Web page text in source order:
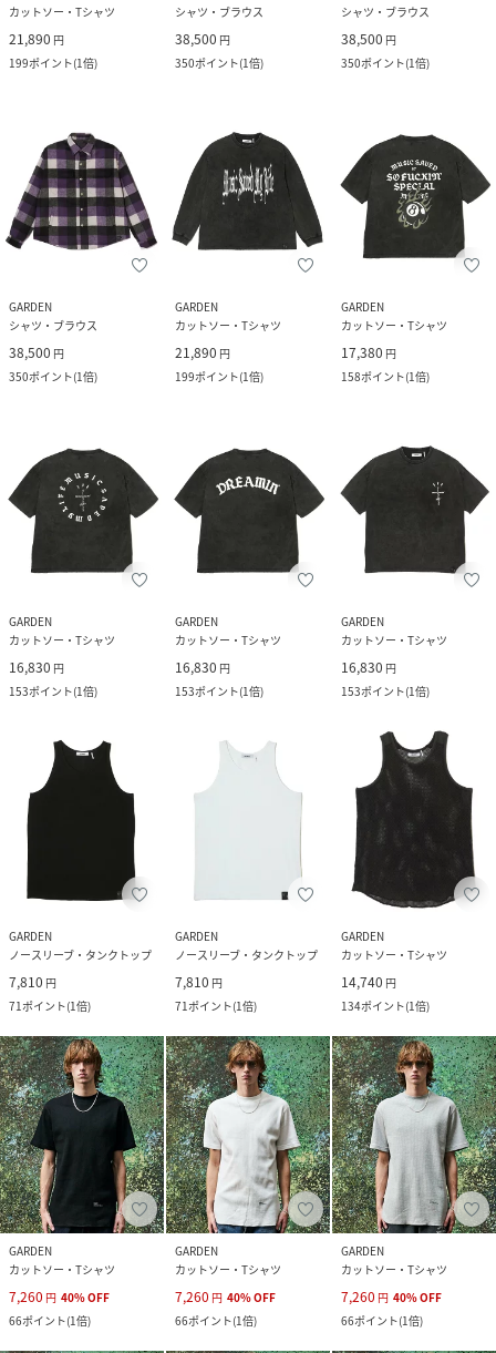
カットソー・Tシャツ
21,890 円
199ポイント(1倍)
シャツ・ブラウス
38,500 円
350ポイント(1倍)
シャツ・ブラウス
38,500 円
350ポイント(1倍)
GARDEN
シャツ・ブラウス
38,500 円
350ポイント(1倍)
GARDEN
カットソー・Tシャツ
21,890 円
199ポイント(1倍)
GARDEN
カットソー・Tシャツ
17,380 円
158ポイント(1倍)
GARDEN
カットソー・Tシャツ
16,830 円
153ポイント(1倍)
GARDEN
カットソー・Tシャツ
16,830 円
153ポイント(1倍)
GARDEN
カットソー・Tシャツ
16,830 円
153ポイント(1倍)
GARDEN
ノースリーブ・タンクトップ
7,810 円
71ポイント(1倍)
GARDEN
ノースリーブ・タンクトップ
7,810 円
71ポイント(1倍)
GARDEN
カットソー・Tシャツ
14,740 円
134ポイント(1倍)
GARDEN
カットソー・Tシャツ
7,260 円 40%OFF
66ポイント(1倍)
GARDEN
カットソー・Tシャツ
7,260 円 40%OFF
66ポイント(1倍)
GARDEN
カットソー・Tシャツ
7,260 円 40%OFF
66ポイント(1倍)